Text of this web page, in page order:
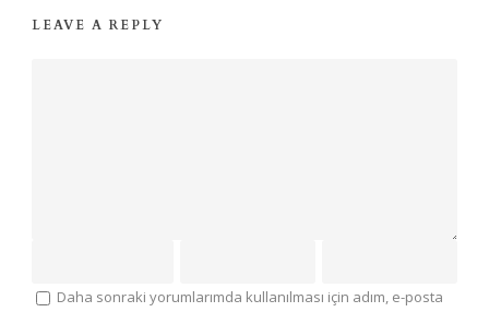
LEAVE A REPLY
Daha sonraki yorumlarımda kullanılması için adım, e-posta